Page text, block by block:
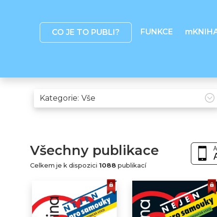
CO JE TO PUBLI? FUNKCE
Kategorie:
Všechny publikace
Celkem je k dispozici 1088 publikací